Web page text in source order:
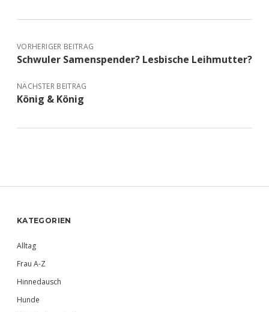
VORHERIGER BEITRAG
Schwuler Samenspender? Lesbische Leihmutter?
NÄCHSTER BEITRAG
König & König
Sidebar
KATEGORIEN
Alltag
Frau A-Z
Hinnedausch
Hunde